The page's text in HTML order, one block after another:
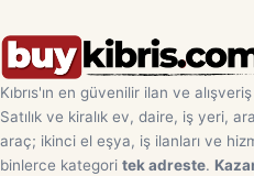
Kıbrıs'ın en güvenilir ilan ve
Satılık ve kiralık ev, daire, iş yeri,
araç; ikinci el eşya, iş ilanları ve
binlerce kategori tek adreste.